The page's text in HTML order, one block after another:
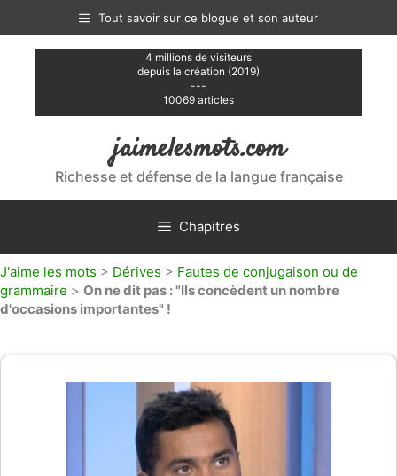
contenu
Tout savoir sur ce blogue et son auteur
4 millions de visiteurs
depuis la création (2019)
---
10069 articles
jaimelesmots.com
Richesse et défense de la langue française
Chapitres
J'aime les mots > Dérives > Fautes de conjugaison ou de
grammaire > On ne dit pas : "Ils concèdent un nombre
d'occasions importantes" !